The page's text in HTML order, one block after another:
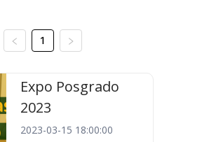
1
Expo Posgrado
2023
2023-03-15 18:00:00